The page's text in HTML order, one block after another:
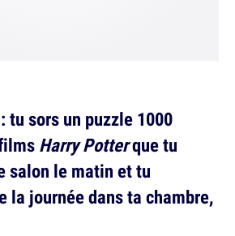
tu sors un puzzle 1000
Harry Potterque tu
salon le matin et tu
la journée dans ta chambre,